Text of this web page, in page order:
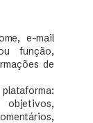
e-mail
função,
de